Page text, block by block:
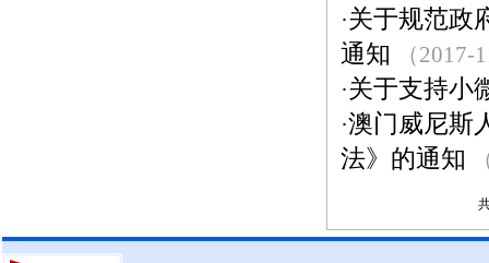
·关于规范政
通知
（2017-
·关于支持小
·澳门威尼斯
法》的通知